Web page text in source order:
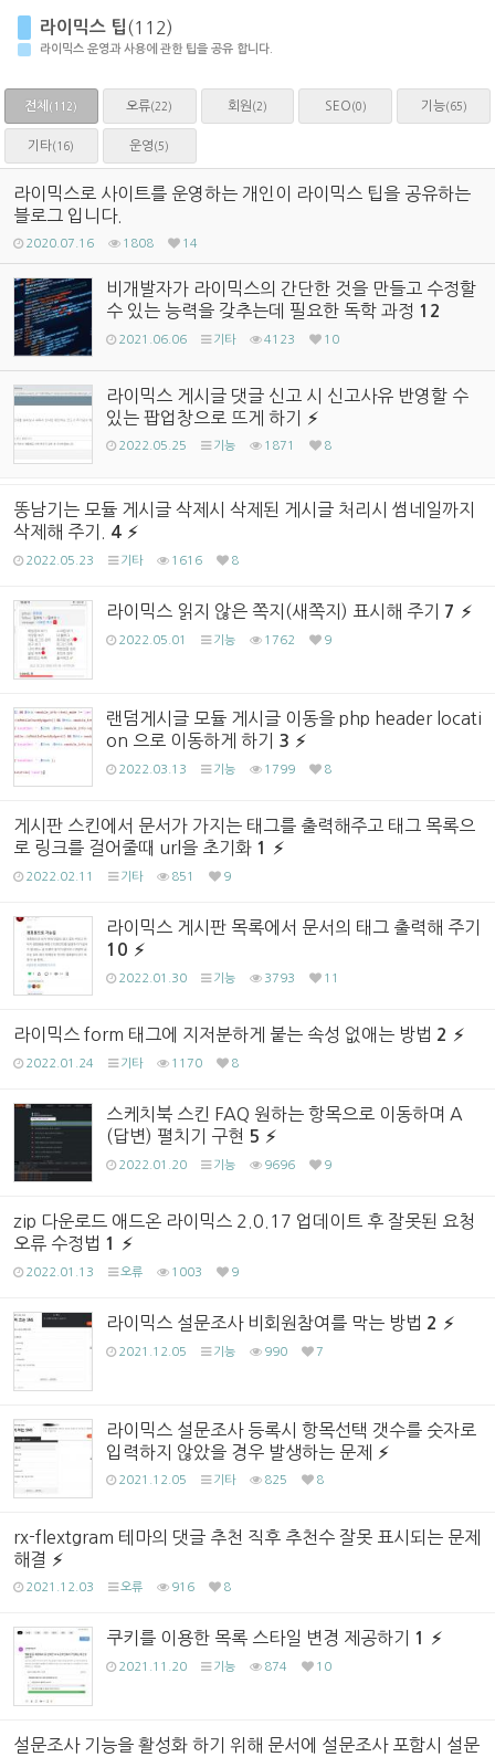
라이믹스 팁 (112)
라이믹스 운영과 사용에 관한 팁을 공유 합니다.
전체 (112) 오류(22) 회원 (2) SEO (0) 기능(65)
기타(16) 운영 (5)
라이믹스로 사이트를 운영하는 개인이 라이믹스 팁을 공유하는
블로그 입니다.
2020.07.16 1808 14
비개발자가 라이믹스의 간단한 것을 만들고 수정할
수 있는 능력을 갖추는데 필요한 독학 과정 12
2021.06.06 기타 4123 10
라이믹스 게시글 댓글 신고 시 신고사유 반영할 수
있는 팝업창으로 뜨게 하기
2022.05.25 기능 1871 8
똥남기는 모듈 게시글 삭제시 삭제된 게시글 처리시 썸네일까지
삭제해 주기.
4
2022.05.23 기타 1616 8
라이믹스 읽지 않은 쪽지(새쪽지) 표시해 주기 7
2022.05.01 기능 1762 9
랜덤게시글 모듈 게시글 이동을 php header locati
on 으로 이동하게 하기
3
2022.03.13 기능 1799 8
게시판 스킨에서 문서가 가지는 태그를 출력해주고 태그 목록으
로 링크를 걸어줄때 url을 초기화 1
2022.02.11 기타 851 9
라이믹스 게시판 목록에서 문서의 태그 출력해 주기
10
2022.01.30 기능 3793 11
라이믹스 form 태그에 지저분하게 붙는 속성 없애는 방법 2
2022.01.24 기타 1170 8
스케치북 스킨 FAQ 원하는 항목으로 이동하며 A
(답변) 펼치기 구현 5
2022.01.20 기능 9696 9
zip 다운로드 애드온 라이믹스 2.0.17 업데이트 후 잘못된 요청
오류 수정법 1
2022.01.13 오류 1003 9
라이믹스 설문조사 비회원참여를 막는 방법 2
2021.12.05 기능 990 7
라이믹스 설문조사 등록시 항목선택 갯수를 숫자로
입력하지 않았을 경우 발생하는 문제
2021.12.05 기타 825 8
rx-flextgram 테마의 댓글 추천 직후 추천수 잘못 표시되는 문제
해결
2021.12.03 오류 916 8
쿠키를 이용한 목록 스타일 변경 제공하기 1
2021.11.20 기능 874 10
설문조사 기능을 활성화 하기 위해 문서에 설문조사 포함시 설문